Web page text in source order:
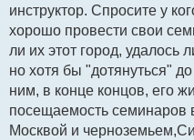
инструктор. Спросите у
хорошо провести свои
ли их этот город, удалось
но хотя бы "дотянуться"
ним, в конце концов, его
посещаемость семинаров
Москвой и